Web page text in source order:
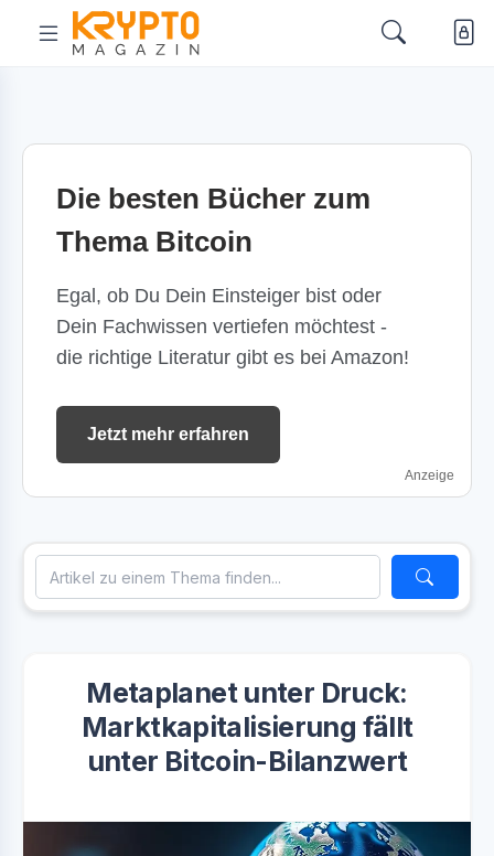
Die besten Bücher zum
Thema Bitcoin
Egal, ob Du Dein Einsteiger bist oder
Dein Fachwissen vertiefen möchtest -
die richtige Literatur gibt es bei Amazon!
Jetzt mehr erfahren
Anzeige
Metaplanet unter Druck:
Marktkapitalisierung fällt
unter Bitcoin-Bilanzwert